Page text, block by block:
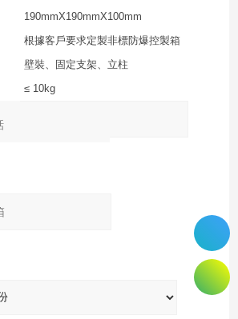
190mmX190mmX100mm
根據客戶要求定製非標防爆控製箱
壁裝、固定支架、立柱
≤ 10kg